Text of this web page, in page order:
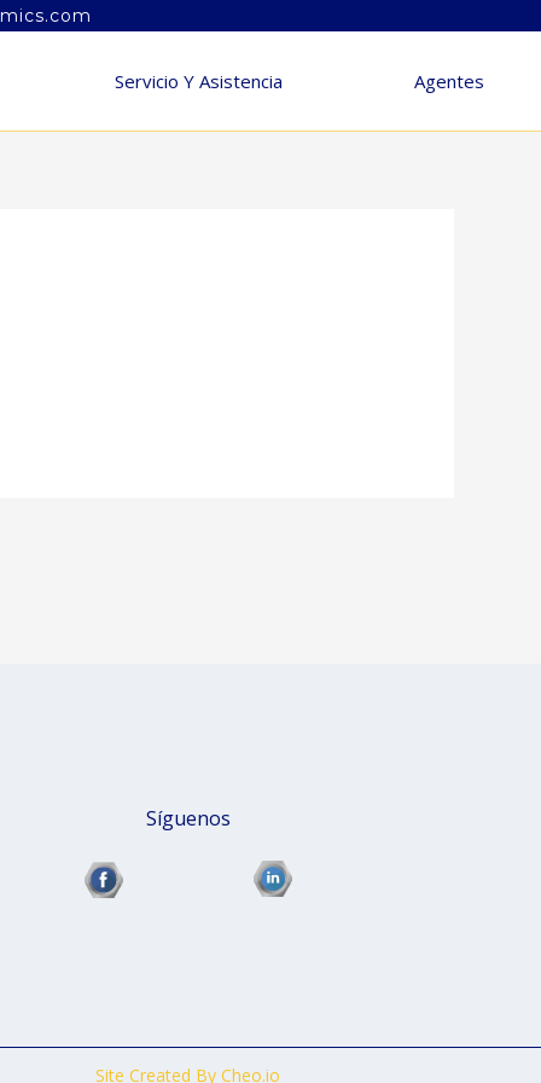
Servicio Y Asistencia Agentes
Síguenos
Site Created By Cheo.io